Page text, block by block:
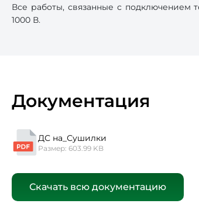
Все работы, связанные с подключением
1000 В.
Документация
ДС на_Сушилки
Размер: 603.99 KB
Скачать всю документацию